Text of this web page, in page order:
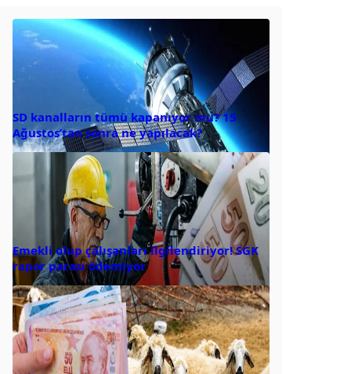
SD kanalların tümü kapanıyor mu? 15
Ağustos’tan sonra ne yapılacak?
Emekli olup çalışanları ilgilendiriyor! SGK
rapor parası ödemiyor